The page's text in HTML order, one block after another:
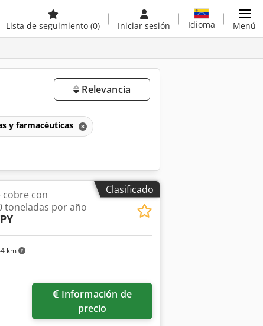
Lista de seguimiento (0) Iniciar sesión Idioma Menú
Relevancia
y farmacéuticas
Clasificado
km
cobre con
toneladas por año
precio